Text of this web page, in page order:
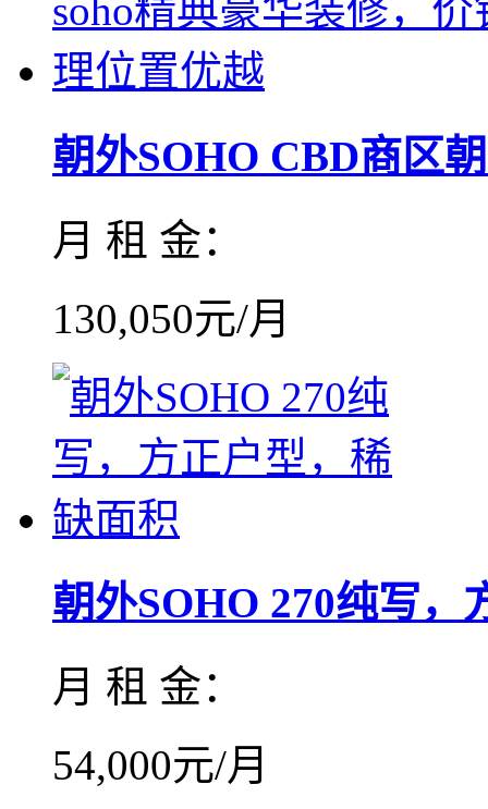
朝外SOHO CBD商区
月 租 金：
130,050元/月
朝外SOHO 270纯写，
月 租 金：
54,000元/月